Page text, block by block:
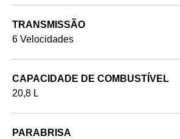
TRANSMISSÃO
6 Velocidades
CAPACIDADE DE COMBUSTÍVEL
20,8 L
PARABRISA